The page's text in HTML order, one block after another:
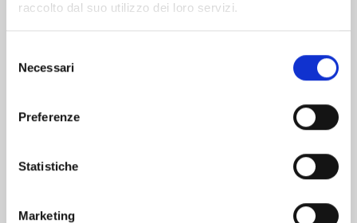
raccolto dal suo utilizzo dei loro servizi.
delNecessari
Preferenze
Statistiche
Marketing